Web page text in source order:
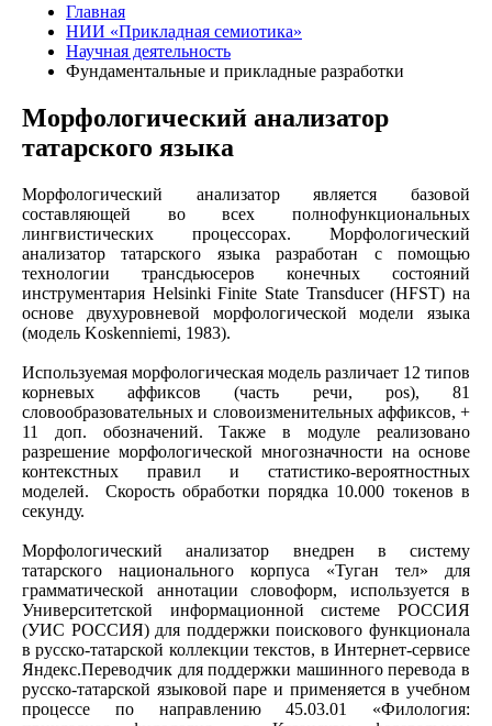
Главная
НИИ «Прикладная семиотика»
Научная деятельность
Фундаментальные и прикладные разработки
Морфологический анализатор
татарского языка
Морфологический анализатор является базовой
составляющей во всех полнофункциональных
лингвистических процессорах. Морфологический
анализатор татарского языка разработан с помощью
технологии трансдьюсеров конечных состояний
инструментария Helsinki Finite State Transducer (HFST) на
основе двухуровневой морфологической модели языка
(модель Koskenniemi, 1983).
Используемая морфологическая модель различает 12 типов
корневых аффиксов (часть речи, pos), 81
словообразовательных и словоизменительных аффиксов, +
11 доп. обозначений. Также в модуле реализовано
разрешение морфологической многозначности на основе
контекстных правил и статистико-вероятностных
моделей. Скорость обработки порядка 10.000 токенов в
секунду.
Морфологический анализатор внедрен в систему
татарского национального корпуса «Туган тел» для
грамматической аннотации словоформ, используется в
Университетской информационной системе РОССИЯ
(УИС РОССИЯ) для поддержки поискового функционала
в русско-татарской коллекции текстов, в Интернет-сервисе
Яндекс.Переводчик для поддержки машинного перевода в
русско-татарской языковой паре и применяется в учебном
процессе по направлению 45.03.01 «Филология: